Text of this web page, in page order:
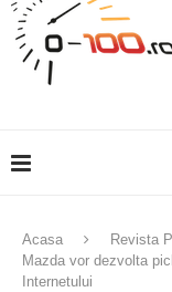
Acasa Revista
Mazda vor dezvolta
Internetului